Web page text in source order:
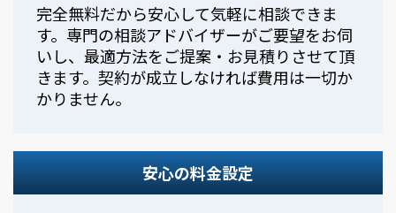
完全無料だから安心して気軽に相談できま
す。専門の相談アドバイザーがご要望をお伺
いし、最適方法をご提案・お見積りさせて頂
きます。契約が成立しなければ費用は一切か
かりません。
安心の料金設定